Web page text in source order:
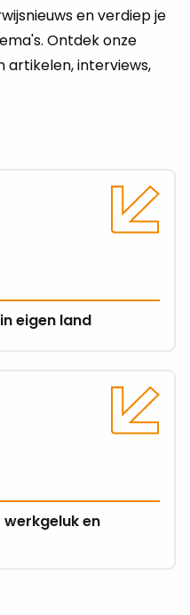
en verdiep je
Ontdek onze
artikelen, interviews,
eigen land
en